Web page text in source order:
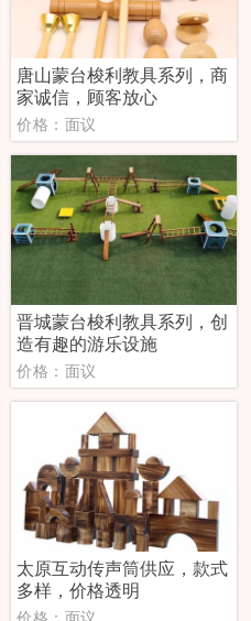
唐山蒙台梭利教具系列，商
家诚信，顾客放心
价格：面议
晋城蒙台梭利教具系列，创
造有趣的游乐设施
价格：面议
太原互动传声筒供应，款式
多样，价格透明